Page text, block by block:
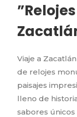
Viaje a
de relojes
paisajes
lleno de
sabores